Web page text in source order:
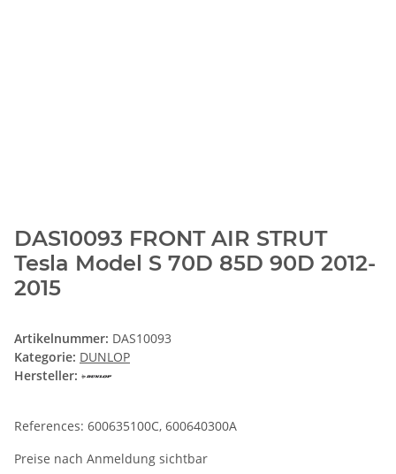
DAS10093 FRONT AIR STRUT
Tesla Model S 70D 85D 90D 2012-
2015
Artikelnummer: DAS10093
Kategorie: DUNLOP
Hersteller:
References: 600635100C, 600640300A
Preise nach Anmeldung sichtbar